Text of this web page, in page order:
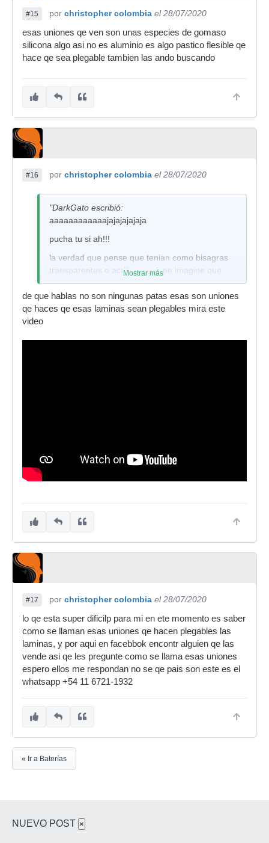
#15 por christopher colombia el 28/07/2020
esas uniones qe ven son unas especies de gomaso
silicona algo asi no es aluminio es algo pastico flesible qe
hace qe sea plegable tambien las ando buscando
#16 por christopher colombia el 28/07/2020
"DarkGato escribió:
aaaaaaaaaaaajajajajajaja
pucha tu si ah!!!
la verdad que pense que tenian como bisagras
transparentes o acrilicas y ni me imagine que
solo estubieran puestas asi nomas...
aaaaaaaaaaaaaaaaaaa que buena... con eso
me ahorre en buscar las bisagras!!!!
les informare de los precios cuando los consiga
Mostrar más
de que hablas no son ningunas patas esas son uniones
qe haces qe esas laminas sean plegables mira este
video
#17 por christopher colombia el 28/07/2020
lo qe esta super dificilp para mi en ete momento es saber
como se llaman esas uniones qe hacen plegables las
laminas, y por aqui en facebbok encontr alguien qe las
vende asi qe les pregunte como se llama esas uniones
espero ellos me respondan no se qe pais son este es el
whatsapp +54 11 6721-1932
« Ir a Baterías
NUEVO POST ×